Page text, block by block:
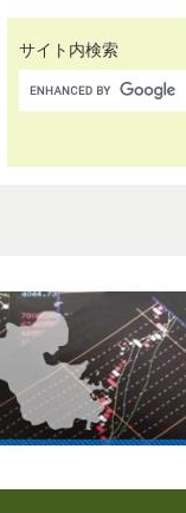
サイト内検索